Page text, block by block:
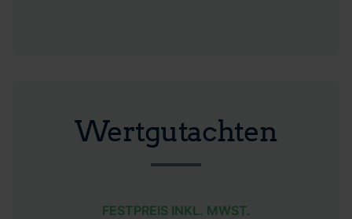
Wertgutachten
FESTPREIS INKL. MWST.